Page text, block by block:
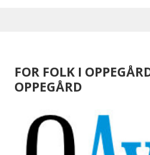
FOR FOLK I
OPPEGÅRD